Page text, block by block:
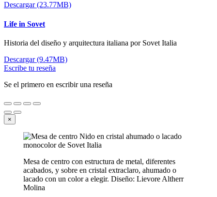
Descargar (23.77MB)
Life in Sovet
Historia del diseño y arquitectura italiana por Sovet Italia
Descargar (9.47MB)
Escribe tu reseña
Se el primero en escribir una reseña
×
Mesa de centro con estructura de metal, diferentes
acabados, y sobre en cristal extraclaro, ahumado o
lacado con un color a elegir. Diseño: Lievore Altherr
Molina